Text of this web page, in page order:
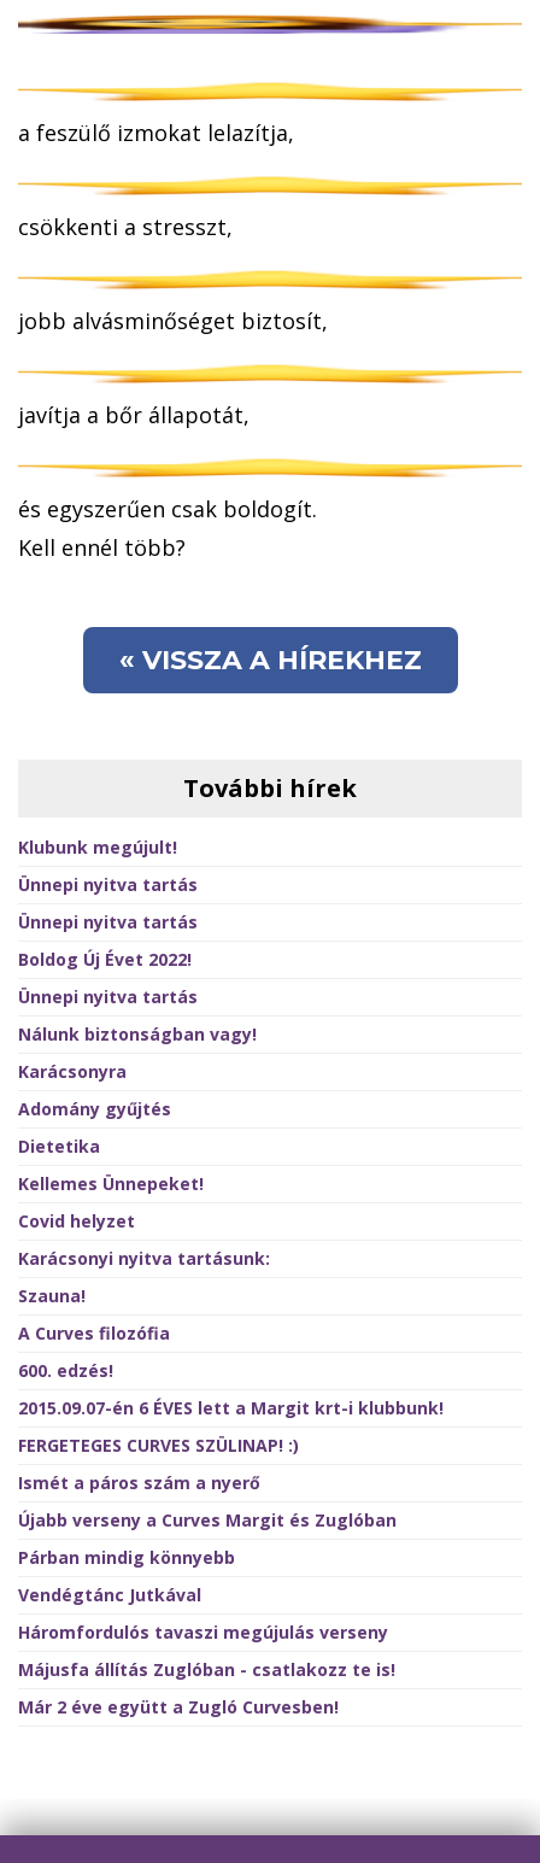
a feszülő izmokat lelazítja,
csökkenti a stresszt,
jobb alvásminőséget biztosít,
javítja a bőr állapotát,
és egyszerűen csak boldogít.
Kell ennél több?
« VISSZA A HÍREKHEZ
További hírek
Klubunk megújult!
Ünnepi nyitva tartás
Ünnepi nyitva tartás
Boldog Új Évet 2022!
Ünnepi nyitva tartás
Nálunk biztonságban vagy!
Karácsonyra
Adomány gyűjtés
Dietetika
Kellemes Ünnepeket!
Covid helyzet
Karácsonyi nyitva tartásunk:
Szauna!
A Curves filozófia
600. edzés!
2015.09.07-én 6 ÉVES lett a Margit krt-i klubbunk!
FERGETEGES CURVES SZÜLINAP! :)
Ismét a páros szám a nyerő
Újabb verseny a Curves Margit és Zuglóban
Párban mindig könnyebb
Vendégtánc Jutkával
Háromfordulós tavaszi megújulás verseny
Májusfa állítás Zuglóban - csatlakozz te is!
Már 2 éve együtt a Zugló Curvesben!